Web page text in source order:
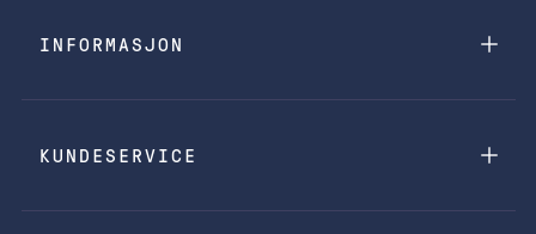
INFORMASJON
KUNDESERVICE